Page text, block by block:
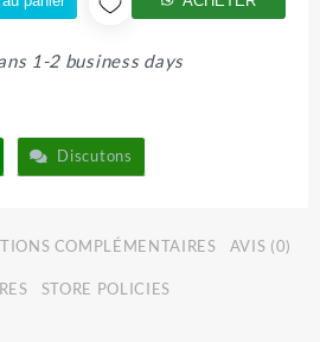
1-2 business days
Discutons
COMPLÉMENTAIRES AVIS (0)
STORE POLICIES